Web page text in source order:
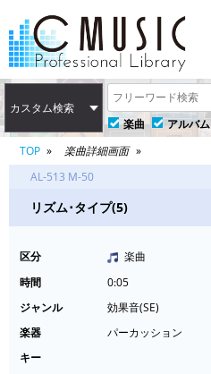
カスタム検索
楽曲
アルバム
TOP
楽曲詳細画面
AL-513 M-50
リズム･タイプ(5)
区分
楽曲
時間
0:05
ジャンル
効果音(SE)
楽器
パーカッション
キー